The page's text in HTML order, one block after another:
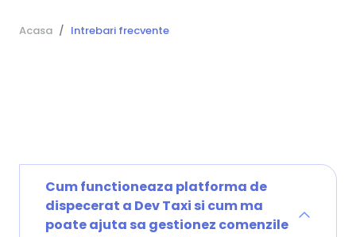
Acasa Intrebari frecvente
Cum functioneaza platforma de
dispecerat a Dev Taxi si cum ma
poate ajuta sa gestionez comenzile